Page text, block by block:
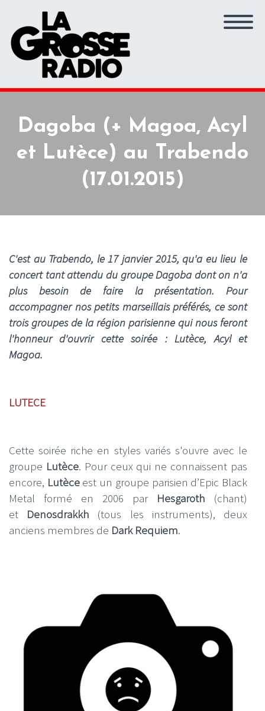
Dagoba (+ Magoa, Acyl
et Lutèce) au Trabendo
(17.01.2015)
C'est au Trabendo, le 17 janvier 2015, qu'a eu lieu le
concert tant attendu du groupe Dagoba dont on n'a
plus besoin de faire la présentation. Pour
accompagner nos petits marseillais préférés, ce sont
trois groupes de la région parisienne qui nous feront
l'honneur d'ouvrir cette soirée : Lutèce, Acyl et
Magoa.
LUTECE
Cette soirée riche en styles variés s'ouvre avec le
groupe Lutèce. Pour ceux qui ne connaissent pas
encore, Lutèceest un groupe parisien d’Epic Black
Metal formé en 2006 par Hesgaroth (chant)
et Denosdrakkh (tous les instruments), deux
anciens membres de Dark Requiem.